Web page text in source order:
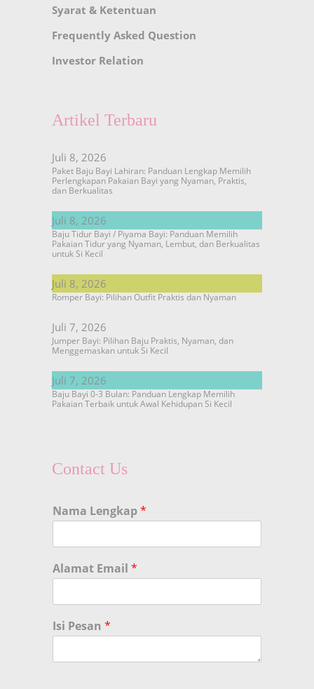
Syarat & Ketentuan
Frequently Asked Question
Investor Relation
Artikel Terbaru
Juli 8, 2026
Paket Baju Bayi Lahiran: Panduan Lengkap Memilih
Perlengkapan Pakaian Bayi yang Nyaman, Praktis,
dan Berkualitas
Juli 8, 2026
Baju Tidur Bayi / Piyama Bayi: Panduan Memilih
Pakaian Tidur yang Nyaman, Lembut, dan Berkualitas
untuk Si Kecil
Juli 8, 2026
Romper Bayi: Pilihan Outfit Praktis dan Nyaman
Juli 7, 2026
Jumper Bayi: Pilihan Baju Praktis, Nyaman, dan
Menggemaskan untuk Si Kecil
Juli 7, 2026
Baju Bayi 0-3 Bulan: Panduan Lengkap Memilih
Pakaian Terbaik untuk Awal Kehidupan Si Kecil
Contact Us
Nama Lengkap*
Alamat Email *
Isi Pesan *